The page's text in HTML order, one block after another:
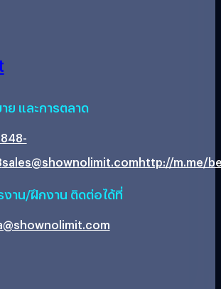
ย และการตลาด
sales@shownolimit.comhttp://m.me/
งาน/ฝึกงาน ติดต่อได้ที่